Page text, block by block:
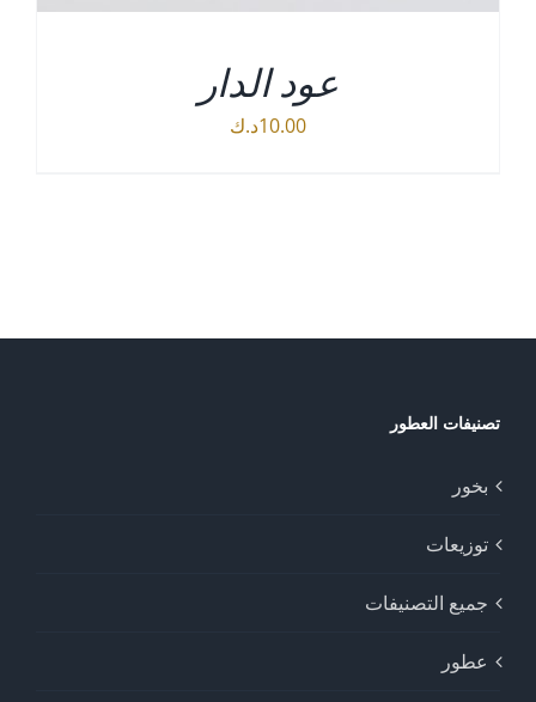
عود الدار
10.00د.ك
تصنيفات العطور
بخور
توزيعات
جميع التصنيفات
عطور